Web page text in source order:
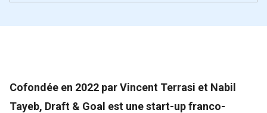
Cofondée en 2022 par Vincent Terrasi et Nabil
Tayeb, Draft & Goal est une start-up franco-